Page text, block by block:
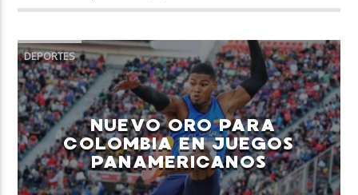
DEPORTES
NUEVO ORO PARA
COLOMBIA EN JUEGOS
PANAMERICANOS